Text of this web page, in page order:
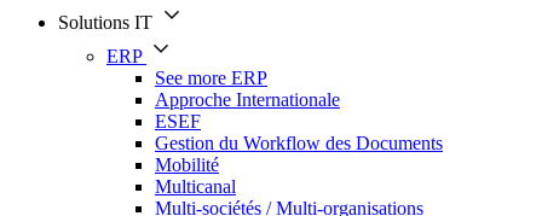
Solutions IT
ERP
See more ERP
Approche Internationale
ESEF
Gestion du Workflow des Documents
Mobilité
Multicanal
Multi-sociétés / Multi-organisations